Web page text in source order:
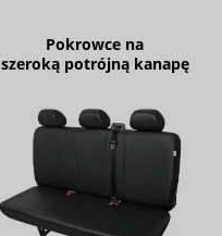
Pokrowce na
szeroką potrójną kanapę